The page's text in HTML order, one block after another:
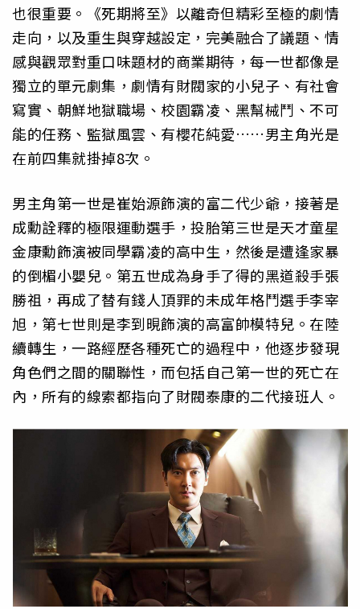
也很重要。《死期將至》以離奇但精彩至極的劇情
走向，以及重生與穿越設定，完美融合了議題、情
感與觀眾對重口味題材的商業期待，每一世都像是
獨立的單元劇集，劇情有財閥家的小兒子、有社會
寫實、朝鮮地獄職場、校園霸凌、黑幫械鬥、不可
能的任務、監獄風雲、有櫻花純愛……男主角光是
在前四集就掛掉8次。
男主角第一世是崔始源飾演的富二代少爺，接著是
成勳詮釋的極限運動選手，投胎第三世是天才童星
金康勳飾演被同學霸凌的高中生，然後是遭逢家暴
的倒楣小嬰兒。第五世成為身手了得的黑道殺手張
勝祖，再成了替有錢人頂罪的未成年格鬥選手李宰
旭，第七世則是李到晛飾演的高富帥模特兒。在陸
續轉生，一路經歷各種死亡的過程中，他逐步發現
角色們之間的關聯性，而包括自己第一世的死亡在
內，所有的線索都指向了財閥泰康的二代接班人。